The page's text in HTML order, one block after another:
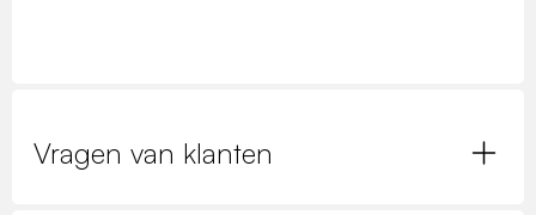
Vragen van klanten